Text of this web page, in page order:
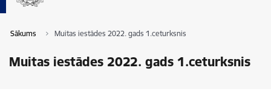
Sākums Muitas iestādes 2022. gads 1.ceturksnis
Muitas iestādes 2022. gads 1.ceturksnis